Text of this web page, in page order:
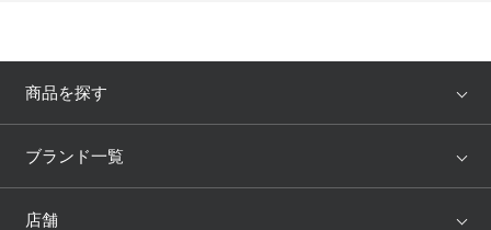
商品を探す
アイテム
ブランド一覧
WACOAL
店舗